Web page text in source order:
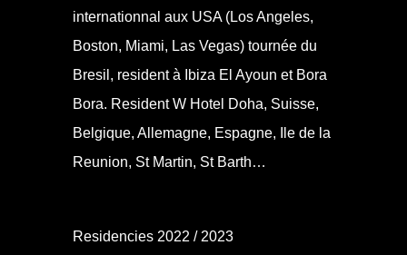
internationnal aux USA (Los Angeles,
Boston, Miami, Las Vegas) tournée du
Bresil, resident à Ibiza El Ayoun et Bora
Bora. Resident W Hotel Doha, Suisse,
Belgique, Allemagne, Espagne, Ile de la
Reunion, St Martin, St Barth…
Residencies 2022 / 2023